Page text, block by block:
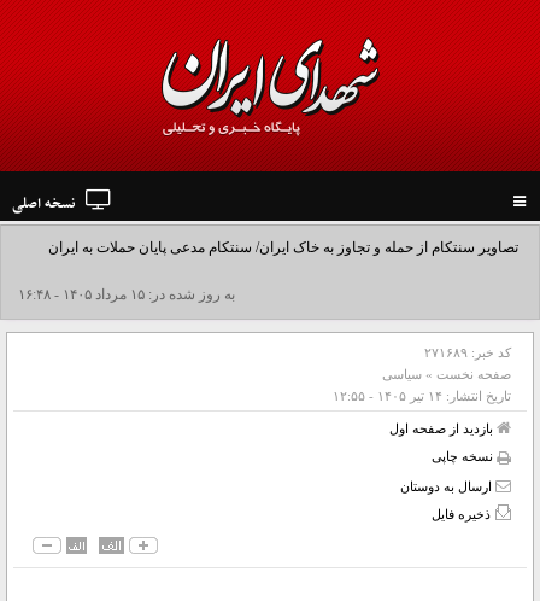
navigation
نسخه اصلی
تصاویر سنتکام از حمله و تجاوز به خاک ایران/ سنتکام مدعی پایان حملات به ایران
شد+فیلم به روز شده در: ۱۵ مرداد ۱۴۰۵ - ۱۶:۴۸
کد خبر: ۲۷۱۶۸۹
صفحه نخست » سیاسی
تاریخ انتشار: ۱۴ تير ۱۴۰۵ - ۱۲:۵۵
بازدید از صفحه اول
نسخه چاپی
ارسال به دوستان
ذخیره فایل